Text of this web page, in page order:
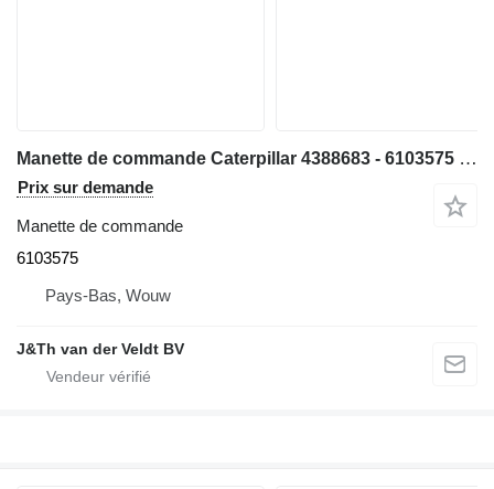
Manette de commande Caterpillar 4388683 - 6103575 pour bulldozer Caterpillar D9 D6N D6T D8T D9T
Prix sur demande
Manette de commande
6103575
Pays-Bas, Wouw
J&Th van der Veldt BV